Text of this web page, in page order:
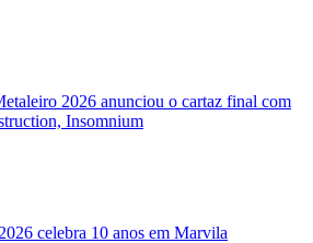
2026 anunciou o cartaz final com
Insomnium
celebra 10 anos em Marvila